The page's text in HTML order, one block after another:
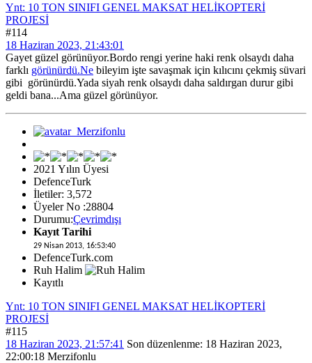
Ynt: 10 TON SINIFI GENEL MAKSAT HELİKOPTERİ
PROJESİ
#114
18 Haziran 2023, 21:43:01
Gayet güzel görünüyor.Bordo rengi yerine haki renk olsaydı daha
farklı görünürdü.Ne bileyim işte savaşmak için kılıcını çekmiş süvari
gibi görünürdü.Yada siyah renk olsaydı daha saldırgan durur gibi
geldi bana...Ama güzel görünüyor.
2021 Yılın Üyesi
DefenceTurk
İletiler: 3,572
Üyeler No :28804
Durumu:Çevrimdışı
Kayıt Tarihi
29 Nisan 2013, 16:53:40
DefenceTurk.com
Ruh Halim
Kayıtlı
Ynt: 10 TON SINIFI GENEL MAKSAT HELİKOPTERİ
PROJESİ
#115
18 Haziran 2023, 21:57:41 Son düzenlenme: 18 Haziran 2023,
22:00:18 Merzifonlu